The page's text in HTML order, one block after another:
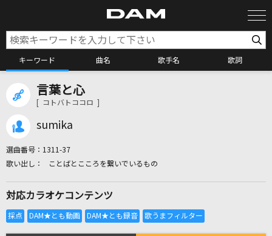
キーワード 曲名 歌手名 歌詞
全国りれき
言葉と心
[ コトバトココロ ]
sumika
選曲番号： 1311-37
ことばとこころを繋いでいるもの
対応カラオケコンテンツ